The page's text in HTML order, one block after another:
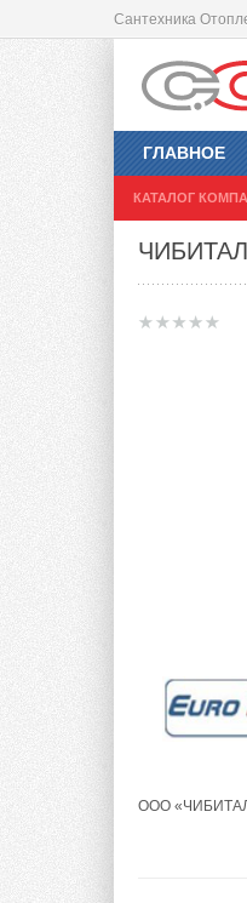
Сантехника
ГЛАВНОЕ
КАТАЛОГ
ООО «ЧИБИТАЛ